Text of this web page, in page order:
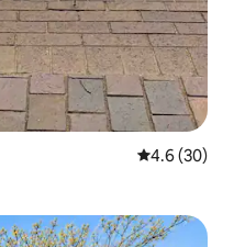
レビュー30
4.6 (30)